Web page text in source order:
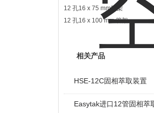
12 孔16 x 75 mm管架
12 孔16 x 100 mm 管
相关产品
HSE-12C固相萃取装置
Easytak进口12管固相萃